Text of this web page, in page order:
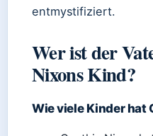
entmystifiziert.
Wer ist der
Nixons Kind?
Wie viele Kinder hat